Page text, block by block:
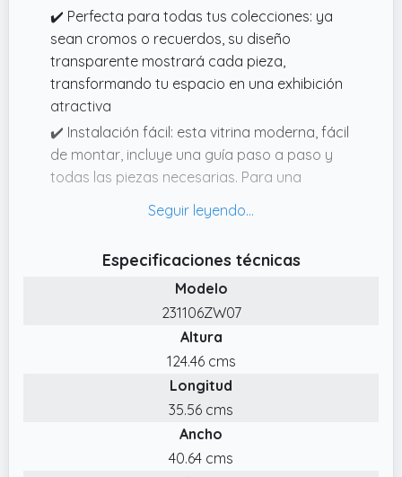
✔️ Perfecta para todas tus colecciones: ya
sean cromos o recuerdos, su diseño
transparente mostrará cada pieza,
transformando tu espacio en una exhibición
atractiva
✔️ Instalación fácil: esta vitrina moderna, fácil
de montar, incluye una guía paso a paso y
todas las piezas necesarias. Para una
preciados con esta vitrina de vidrio dotada
de una puerta con cerradura. Ideal para
exponer tus colecciones, libros o botellas de
vino, su sistema de cierre «click lock» asegura
la seguridad de tus objetos manteniendo un
aspecto estéticamente agradable.
✔️ Seguridad reforzada: equipada con una
cerradura, esta vitrina protege tus objetos
valiosos y asegura que permanezcan en
Especificaciones técnicas
Modelo
231106ZW07
Altura
124.46 cms
Longitud
35.56 cms
Ancho
40.64 cms